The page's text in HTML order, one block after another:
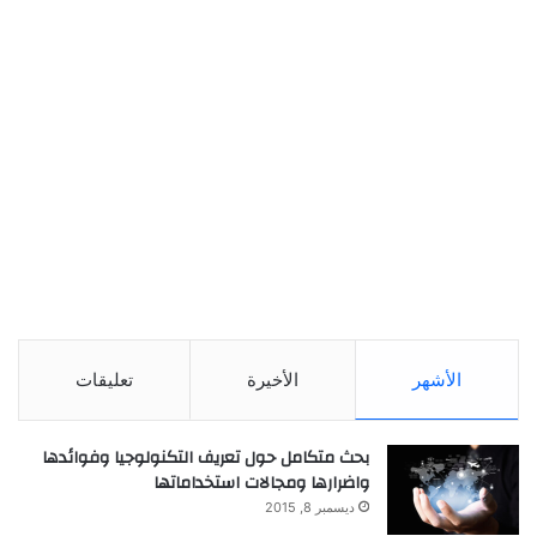
الأشهر الأخيرة تعليقات
بحث متكامل حول تعريف التكنولوجيا وفوائدها
واضرارها ومجالات استخداماتها
ديسمبر 8, 2015